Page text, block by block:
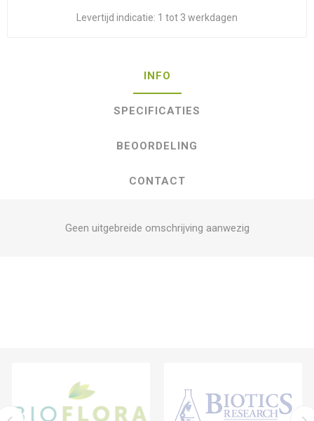
Levertijd indicatie: 1 tot 3 werkdagen
INFO
SPECIFICATIES
BEOORDELING
CONTACT
Geen uitgebreide omschrijving aanwezig